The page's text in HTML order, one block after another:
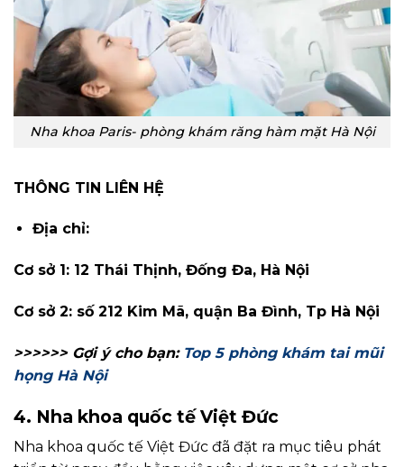
Nha khoa Paris- phòng khám răng hàm mặt Hà Nội
THÔNG TIN LIÊN HỆ
Địa chỉ:
Cơ sở 1: 12 Thái Thịnh, Đống Đa, Hà Nội
Cơ sở 2: số 212 Kim Mã, quận Ba Đình, Tp Hà Nội
>>>>>> Gợi ý cho bạn:Top 5 phòng khám tai mũi
họng Hà Nội
4. Nha khoa quốc tế Việt Đức
Nha khoa quốc tế Việt Đức đã đặt ra mục tiêu phát